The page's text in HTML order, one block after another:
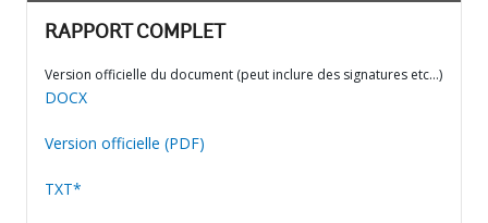
RAPPORT COMPLET
Version officielle du document (peut inclure des signatures etc…)
DOCX
Version officielle (PDF)
TXT*